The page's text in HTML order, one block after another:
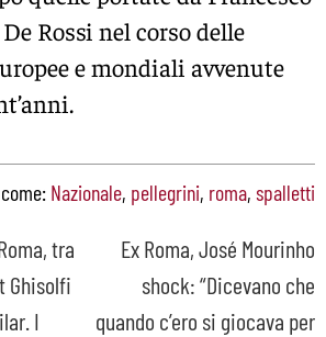
Rossi nel corso delle
e mondiali avvenute
Nazionale, pellegrini, roma, spalletti
tra
Ghisolfi
I
Ex Roma, José Mourinho
shock: “Dicevano che
quando c’ero si giocava per